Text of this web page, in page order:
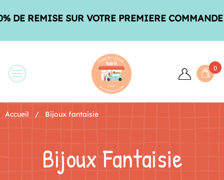
SUR VOTRE PREMIERE COMMANDE AVEC LE
0
Accueil Bijoux fantaisie
Bijoux Fantaisie